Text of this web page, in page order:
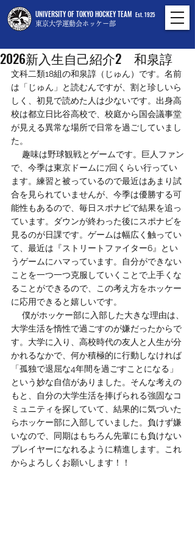
UNIVERSITY OF TOKYO HOCKEY TEAM
東京大学運動会ホッケー部
Est. 1925
2026新入生自己紹介2 和泉諄
文科二類18組の和泉諄（じゅん）です。名前
は「じゅん」と読むんですが、割と珍しいら
しく、初見で読めた人は少ないです。出身高
校は都立日比谷高校で、校庭から国会議事堂
が見える異常な場所で日常を過ごしていまし
た。
趣味は野球観戦とゲームです。巨人ファン
で、今季は東京ドームに7回くらい行ってい
ます。練習と被っているので最近はあまり試
合を見られていませんが、今季は優勝する可
能性もあるので、毎日スポナビで結果を追っ
ています。ダウンが終わった後にスポナビを
見るのが日課です。ゲームは幅広く触ってい
て、最近は『ストリートファイター6』とい
うゲームにハマっています。自分ができない
ことを一つ一つ克服していくことで上手くな
ることができるので、この考え方をホッケー
に応用できると嬉しいです。
僕がホッケー部に入部した大きな理由は、
大学生活を惰性で過ごすのが嫌だったからで
す。大学に入り、高校時代の友人と人生が分
かれるなかで、何か積極的に行動しなければ
「孤独で退屈な4年間を過ごすことになる」
という妙な自信がありました。そんな考えの
もと、自分の大学生活を捧げられる強固なコ
ミュニティを探していて、結果的に気づいた
らホッケー部に入部していました。負けず嫌
いなので、同期はもちろん先輩にも負けない
プレイヤーになれるように精進します。これ
からよろしくお願いします！！